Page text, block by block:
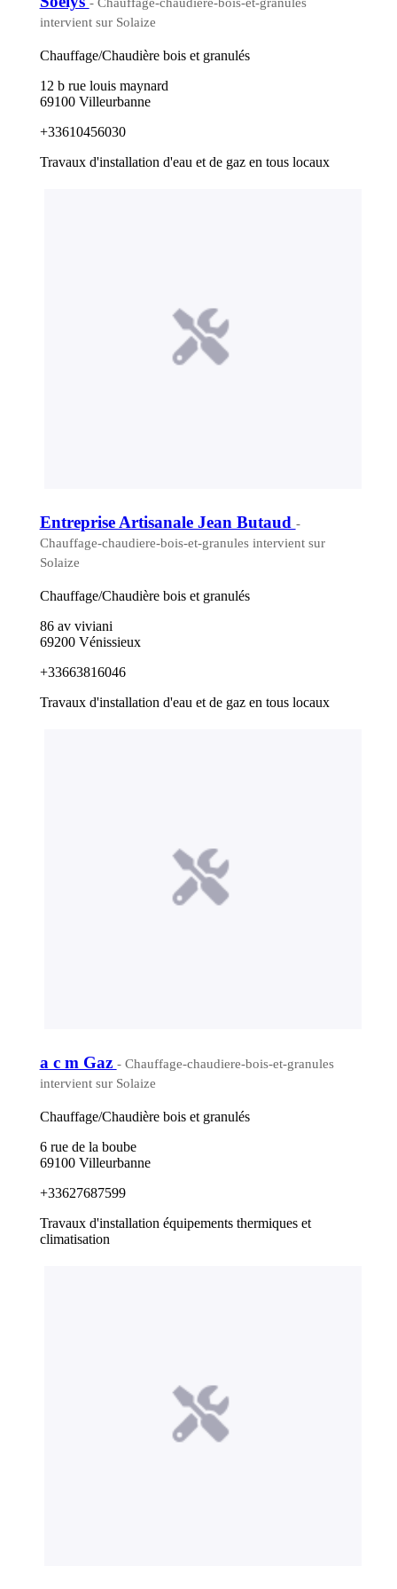
- Chauffage-chaudiere-bois-et-granules
intervient sur Solaize
Chauffage/Chaudière bois et granulés
12 b rue louis maynard
69100 Villeurbanne
+33610456030
Travaux d'installation d'eau et de gaz en tous locaux
Entreprise Artisanale Jean Butaud -
Chauffage-chaudiere-bois-et-granules intervient sur
Solaize
Chauffage/Chaudière bois et granulés
86 av viviani
69200 Vénissieux
+33663816046
Travaux d'installation d'eau et de gaz en tous locaux
a c m Gaz - Chauffage-chaudiere-bois-et-granules
intervient sur Solaize
Chauffage/Chaudière bois et granulés
6 rue de la boube
69100 Villeurbanne
+33627687599
Travaux d'installation équipements thermiques et
climatisation